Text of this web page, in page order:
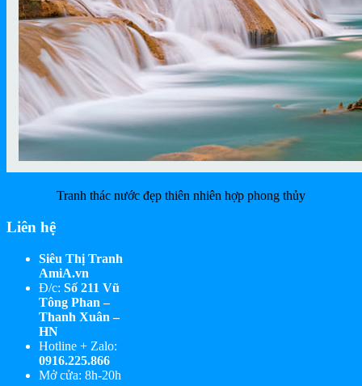
Tranh thác nước đẹp thiên nhiên hợp phong thủy
Liên hệ
Siêu Thị Tranh
AmiA.vn
Đ/c: Số 211 Vũ
Tông Phan –
Thanh Xuân –
HN
Hotline + Zalo:
0916.225.866
Mở cửa: 8h-20h